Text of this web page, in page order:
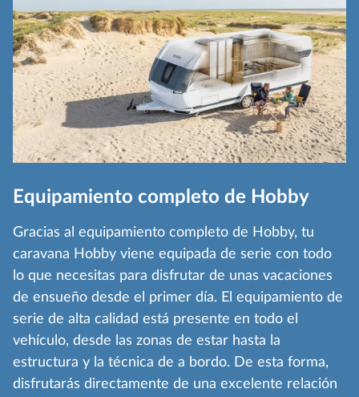
Equipamiento completo de Hobby
Gracias al equipamiento completo de Hobby, tu
caravana Hobby viene equipada de serie con todo
lo que necesitas para disfrutar de unas vacaciones
de ensueño desde el primer día. El equipamiento de
serie de alta calidad está presente en todo el
vehículo, desde las zonas de estar hasta la
estructura y la técnica de a bordo. De esta forma,
disfrutarás directamente de una excelente relación